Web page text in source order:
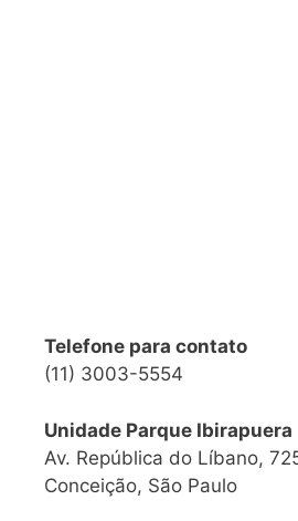
Telefone para contato
(11) 3003-5554
Unidade Parque Ibirapuera
Av. República do Líbano,
Conceição, São Paulo